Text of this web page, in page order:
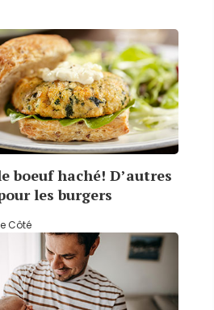
boeuf haché! D’autres
les burgers
Côté